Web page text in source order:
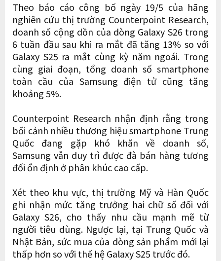
Theo báo cáo công bố ngày 19/5 của hãng
nghiên cứu thị trường Counterpoint Research,
doanh số cộng dồn của dòng Galaxy S26 trong
6 tuần đầu sau khi ra mắt đã tăng 13% so với
Galaxy S25 ra mắt cùng kỳ năm ngoái. Trong
cùng giai đoạn, tổng doanh số smartphone
toàn cầu của Samsung điện tử cũng tăng
khoảng 5%.
Counterpoint Research nhận định rằng trong
bối cảnh nhiều thương hiệu smartphone Trung
Quốc đang gặp khó khăn về doanh số,
Samsung vẫn duy trì được đà bán hàng tương
đối ổn định ở phân khúc cao cấp.
Xét theo khu vực, thị trường Mỹ và Hàn Quốc
ghi nhận mức tăng trưởng hai chữ số đối với
Galaxy S26, cho thấy nhu cầu mạnh mẽ từ
người tiêu dùng. Ngược lại, tại Trung Quốc và
Nhật Bản, sức mua của dòng sản phẩm mới lại
thấp hơn so với thế hệ Galaxy S25 trước đó.